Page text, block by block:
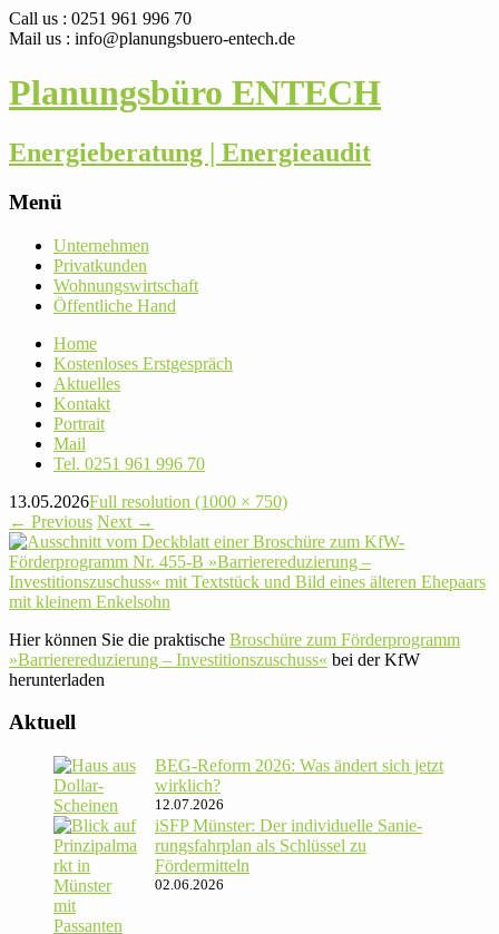
Call us : 0251 961 996 70
Mail us : info@planungsbuero-entech.de
Planungsbüro ENTECH
Energieberatung | Energieaudit
Menü
Skip
content
Unter­nehmen
Pri­vat­kunden
Woh­nungs­wirt­schaft
Öffent­liche Hand
Home
Kos­ten­loses Erstgespräch
Aktu­elles
Kontakt
Por­trait
Mail
Tel. 0251 961 996 70
13.05.2026Full resolution (1000 × 750)
← Previous Next →
Hier können Sie die prak­ti­sche Bro­schüre zum För­der­pro­gramm
»Bar­rie­re­redu­zie­rung – Inves­ti­ti­ons­zu­schuss« bei der KfW
herunterladen
Aktuell
BEG-Reform 2026: Was ändert sich jetzt
wirklich?
12.07.2026
iSFP Münster: Der indi­vi­du­elle Sanie­
rungs­fahr­plan als Schlüssel zu
Fördermitteln
02.06.2026